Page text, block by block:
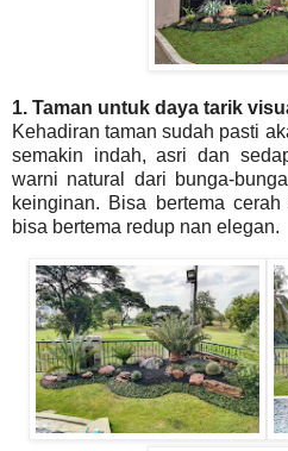
1. Taman untuk daya tarik
Kehadiran taman sudah pasti
semakin indah, asri dan
warni natural dari bunga-
keinginan. Bisa bertema
bisa bertema redup nan elegan.